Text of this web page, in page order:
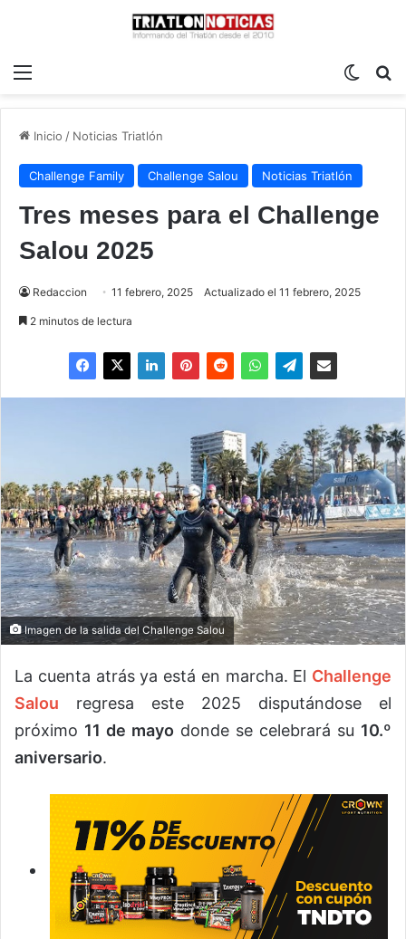
Inicio / Noticias Triatlón
Challenge Family Challenge Salou Noticias Triatlón
Tres meses para el Challenge
Salou 2025
Redaccion 11 febrero, 2025 Actualizado el 11 febrero, 2025
2 minutos de lectura
Imagen de la salida del Challenge Salou
La cuenta atrás ya está en marcha. El Challenge
Salou regresa este 2025 disputándose el
próximo 11 de mayo donde se celebrará su 10.º
aniversario.